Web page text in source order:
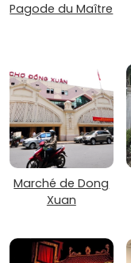
Pagode du Maître
Marché de Dong
Xuan